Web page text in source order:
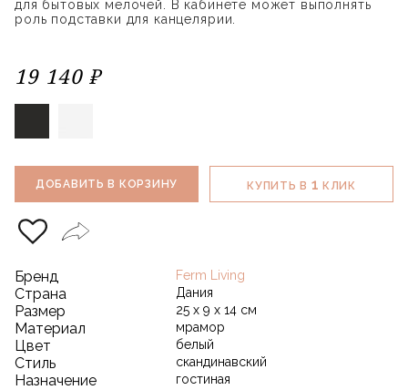
для бытовых мелочей. В кабинете может выполнять
роль подставки для канцелярии.
19 140 ₽
ДОБАВИТЬ В КОРЗИНУ КУПИТЬ В 1 КЛИК
Бренд Ferm Living
Страна Дания
Размер 25 x 9 x 14 см
Материал мрамор
Цвет белый
Стиль скандинавский
Назначение гостиная